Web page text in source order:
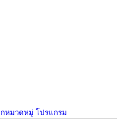
หมวดหมู่ โปรแกรม